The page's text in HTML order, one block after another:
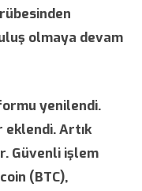
olmaya devam
yenilendi.
Artık
Güvenli işlem
(BTC),